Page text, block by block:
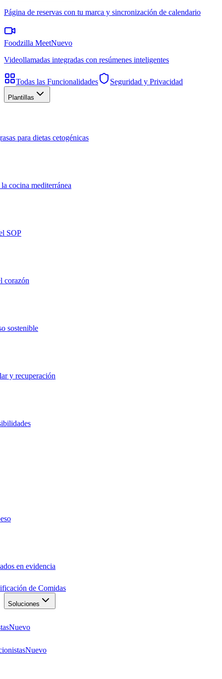
Página de reservas con tu marca y sincronización de calendario
Foodzilla MeetNuevo
Videollamadas integradas con resúmenes inteligentes
Todas las Funcionalidades Seguridad y Privacidad
Plantillas
para dietas cetogénicas
cocina mediterránea
SOP
corazón
sostenible
y recuperación
en evidencia
de Comidas
Soluciones
Nuevo
Nuevo